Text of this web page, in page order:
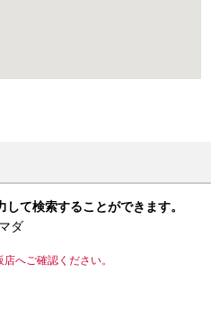
て検索することができます。
ダ
へご確認ください。